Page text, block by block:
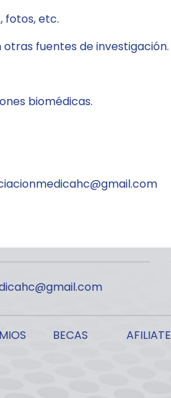
fotos, etc.
fuentes de investigación.
biomédicas.
gmail.com
BECAS AFILIATE